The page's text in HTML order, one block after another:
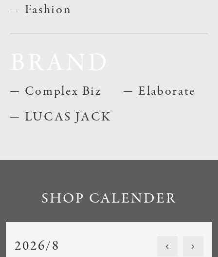
Fashion
Complex Biz
LUCAS JACK
Elaborate
SHOP CALENDER
2026/8